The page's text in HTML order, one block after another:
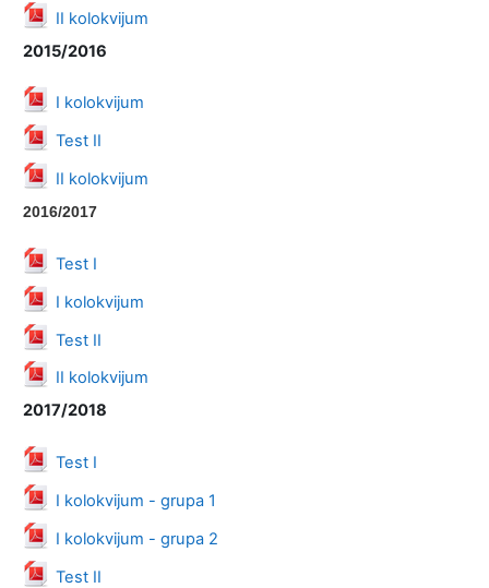
II kolokvijum
Datoteka
2015/2016
I kolokvijum
Datoteka
Test II
Datoteka
II kolokvijum
Datoteka
2016/2017
Test I
Datoteka
I kolokvijum
Datoteka
Test II
Datoteka
II kolokvijum
Datoteka
2017/2018
Test I
Datoteka
I kolokvijum - grupa 1
Datoteka
I kolokvijum - grupa 2
Datoteka
Test II
Datoteka